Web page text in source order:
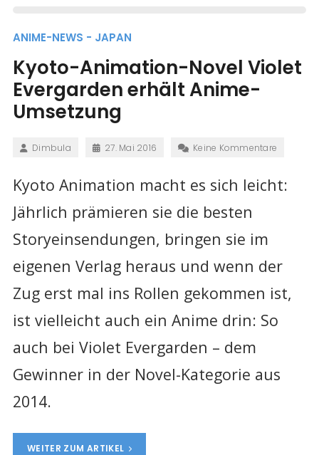
ANIME-NEWS - JAPAN
Kyoto-Animation-Novel Violet
Evergarden erhält Anime-
Umsetzung
Dimbula 27. Mai 2016 Keine Kommentare
Kyoto Animation macht es sich leicht:
Jährlich prämieren sie die besten
Storyeinsendungen, bringen sie im
eigenen Verlag heraus und wenn der
Zug erst mal ins Rollen gekommen ist,
ist vielleicht auch ein Anime drin: So
auch bei Violet Evergarden – dem
Gewinner in der Novel-Kategorie aus
2014.
WEITER ZUM ARTIKEL